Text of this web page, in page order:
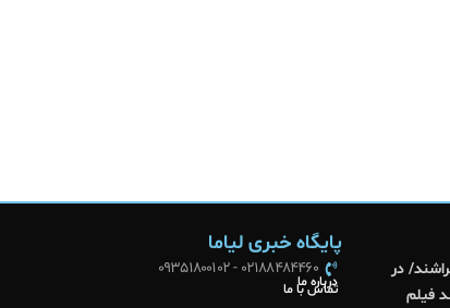
در
فیلم
پایگاه خبری لیاما
02188484460 - 09351800102
درباره ما
تماس با ما